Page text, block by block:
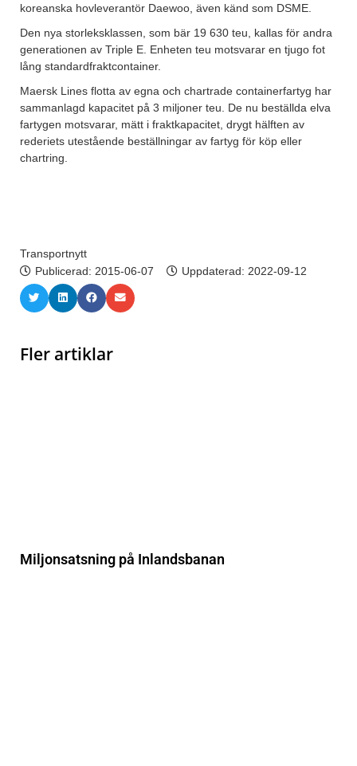
koreanska hovleverantör Daewoo, även känd som DSME.
Den nya storleksklassen, som bär 19 630 teu, kallas för andra
generationen av Triple E. Enheten teu motsvarar en tjugo fot
lång standardfraktcontainer.
Maersk Lines flotta av egna och chartrade containerfartyg har
sammanlagd kapacitet på 3 miljoner teu. De nu beställda elva
fartygen motsvarar, mätt i fraktkapacitet, drygt hälften av
rederiets utestående beställningar av fartyg för köp eller
chartring.
Transportnytt
Publicerad: 2015-06-07 Uppdaterad: 2022-09-12
Fler artiklar
Miljonsatsning på Inlandsbanan